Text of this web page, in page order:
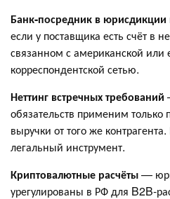
Банк-посредник в юрисдикции
если у поставщика есть счёт в
связанном с американской или
корреспондентской сетью.
Неттинг встречных требований
обязательств применим только
выручки от того же
легальный инструмент.
Криптовалютные расчёты—
урегулированы в РФ для B2B-